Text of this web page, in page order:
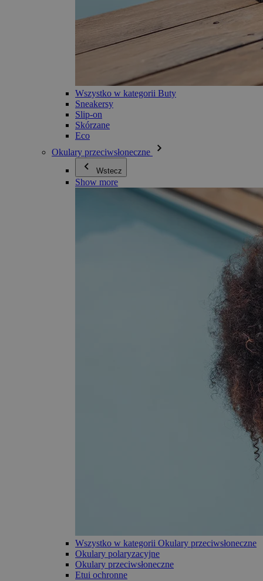
Wszystko w kategorii Buty
Sneakersy
Slip-on
Skórzane
Eco
Okulary przeciwsłoneczne
Wstecz
Show more
Wszystko w kategorii Okulary przeciwsłoneczne
Okulary polaryzacyjne
Okulary przeciwsłoneczne
Etui ochronne